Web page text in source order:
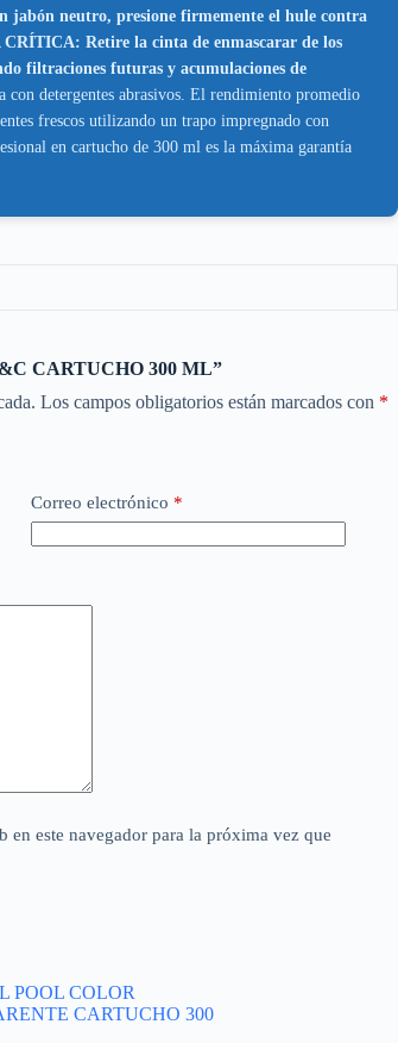
jabón neutro, presione firmemente el hule contra
Retire la cinta de enmascarar de los
filtraciones futuras y acumulaciones de
con detergentes abrasivos. El rendimiento promedio
frescos utilizando un trapo impregnado con
en cartucho de 300 ml es la máxima garantía
CARTUCHO 300 ML”
Los campos obligatorios están marcados con *
Correo electrónico *
este navegador para la próxima vez que